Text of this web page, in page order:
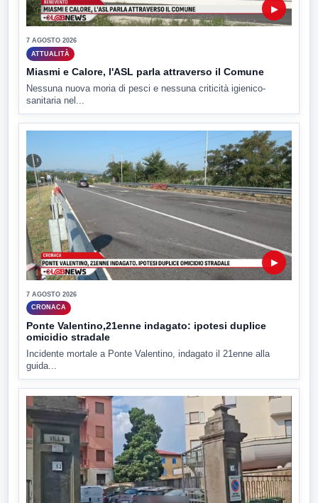
▶
7 AGOSTO 2026
ATTUALITÀ
Miasmi e Calore, l'ASL parla attraverso il Comune
Nessuna nuova moria di pesci e nessuna criticità igienico-
sanitaria nel...
▶
7 AGOSTO 2026
CRONACA
Ponte Valentino,21enne indagato: ipotesi duplice
omicidio stradale
Incidente mortale a Ponte Valentino, indagato il 21enne alla
guida...